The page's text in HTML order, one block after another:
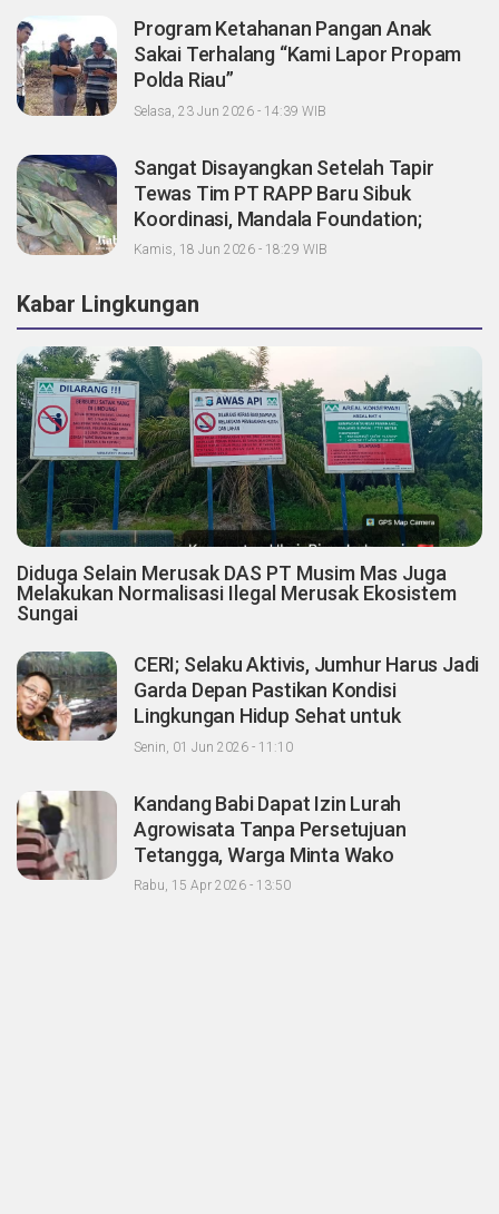
Program Ketahanan Pangan Anak
Sakai Terhalang “Kami Lapor Propam
Polda Riau”
Selasa, 23 Jun 2026 - 14:39 WIB
Sangat Disayangkan Setelah Tapir
Tewas Tim PT RAPP Baru Sibuk
Koordinasi, Mandala Foundation;
Tanggung Jawab Pemegang Konsesi
Kamis, 18 Jun 2026 - 18:29 WIB
Kabar Lingkungan
Diduga Selain Merusak DAS PT Musim Mas Juga
Melakukan Normalisasi Ilegal Merusak Ekosistem
Sungai
CERI; Selaku Aktivis, Jumhur Harus Jadi
Garda Depan Pastikan Kondisi
Lingkungan Hidup Sehat untuk
Masyarakat "Apalagi Setelah menjadi
Senin, 01 Jun 2026 - 11:10
Kandang Babi Dapat Izin Lurah
Agrowisata Tanpa Persetujuan
Tetangga, Warga Minta Wako
Pekanbaru Nonaktifkan Zulken
Rabu, 15 Apr 2026 - 13:50